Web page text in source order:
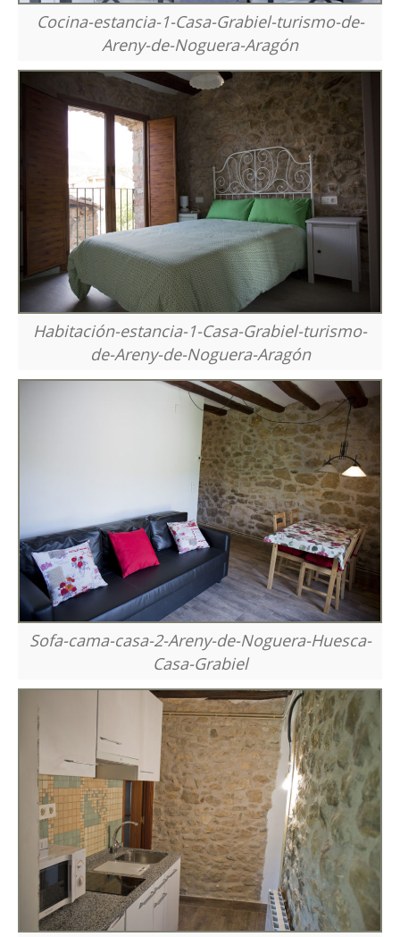
Cocina-estancia-1-Casa-Grabiel-turismo-de-
Areny-de-Noguera-Aragón
Habitación-estancia-1-Casa-Grabiel-turismo-
de-Areny-de-Noguera-Aragón
Sofa-cama-casa-2-Areny-de-Noguera-Huesca-
Casa-Grabiel